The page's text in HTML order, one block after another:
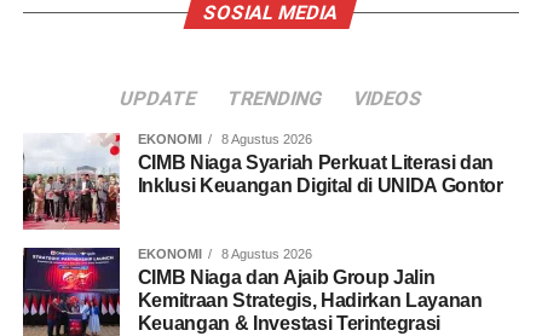
SOSIAL MEDIA
UPDATE TRENDING VIDEOS
EKONOMI 8 Agustus 2026
CIMB Niaga Syariah Perkuat Literasi dan
Inklusi Keuangan Digital di UNIDA Gontor
EKONOMI 8 Agustus 2026
CIMB Niaga dan Ajaib Group Jalin
Kemitraan Strategis, Hadirkan Layanan
Keuangan & Investasi Terintegrasi